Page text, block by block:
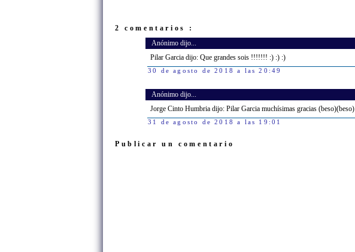
2 comentarios :
Anónimo dijo...
Pilar Garcia dijo: Que grandes sois !!!!!!! :) :) :)
30 de agosto de 2018 a las 20:49
Anónimo dijo...
Jorge Cinto Humbria dijo: Pilar Garcia muchísimas gracias (beso)(beso)
31 de agosto de 2018 a las 19:01
Publicar un comentario